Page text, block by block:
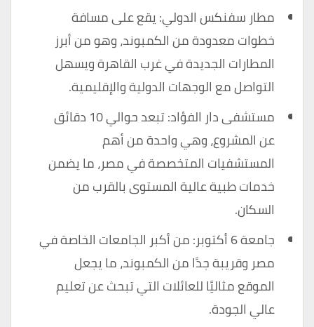
مطار سفنكس الدولي: يقع على مسافة
خطوات معدودة من الكمبوند، وهو من أبرز
المطارات الجديدة في غرب القاهرة ويسهل
التواصل مع الوجهات الدولية والإقليمية.
مستشفى دار الفؤاد: تبعد حوالي 10 دقائق
عن المشروع، وهي واحدة من أهم
المستشفيات المتخصصة في مصر، ما يضمن
خدمات طبية عالية المستوى بالقرب من
السكان.
جامعة 6 أكتوبر: من أكبر الجامعات الخاصة في
مصر وقريبة جدًا من الكمبوند، ما يجعل
الموقع مثاليًا للعائلات التي تبحث عن تعليم
عالي الجودة.